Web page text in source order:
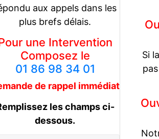
aux appels dans les
plus brefs délais.
une Intervention
Composez le
01 86 98 34 01
de rappel immédiat
les champs ci-
dessous.
Si